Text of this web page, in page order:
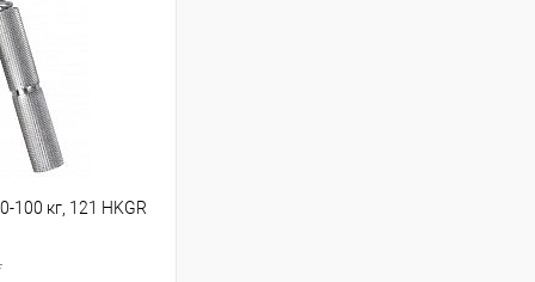
Сравнение
В наличии
100 кг, 121 HKGR